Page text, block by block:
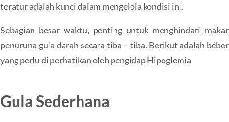
teratur adalah kunci dalam mengelola kondisi ini.
Sebagian besar waktu, penting untuk menghindari
penuruna gula darah secara tiba – tiba. Berikut adalah
yang perlu di perhatikan oleh pengidap Hipoglemia
Gula Sederhana